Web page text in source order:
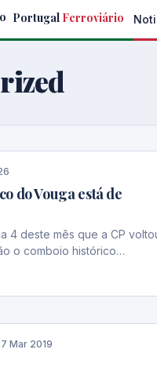
Portugal Ferroviário
do Vouga está de
4 deste mês que a CP
o comboio histórico…
Mar 2019